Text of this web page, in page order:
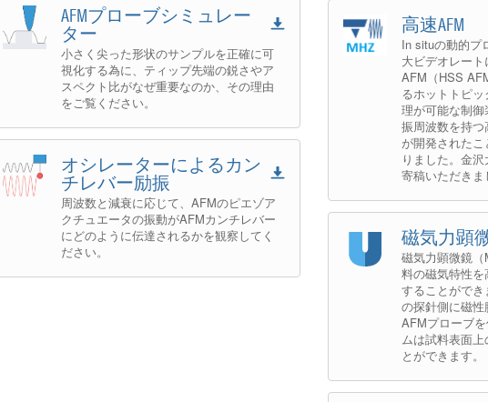
AFMプローブシミュレー
ター
小さく尖った形状のサンプルを正確に可
視化する為に、ティップ先端の鋭さやア
スペクト比がなぜ重要なのか、その理由
をご覧ください。
オシレーターによるカン
チレバー励振
周波数と減衰に応じて、AFMのピエゾア
クチュエータの振動がAFMカンチレバー
にどのように伝達されるかを観察してく
ださい。
高速AFM
In situの動的プ
大ビデオレー
AFM（HSS
るホットトピ
理が可能な制
振周波数を持
が開発された
りました。金
寄稿いただきま
磁気力顕
磁気力顕微鏡
料の磁気特性
することがで
の探針側に磁
AFMプローブ
ムは試料表面
とができます。